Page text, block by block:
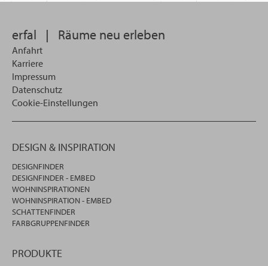
erfal | Räume neu erleben
Anfahrt
Karriere
Impressum
Datenschutz
Cookie-Einstellungen
DESIGN & INSPIRATION
DESIGNFINDER
DESIGNFINDER - EMBED
WOHNINSPIRATIONEN
WOHNINSPIRATION - EMBED
SCHATTENFINDER
FARBGRUPPENFINDER
PRODUKTE